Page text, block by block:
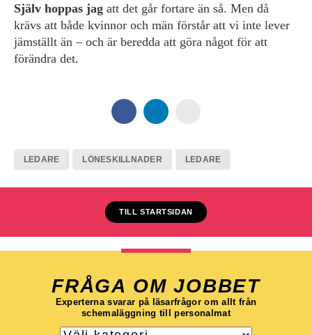
Själv hoppas jag att det går fortare än så. Men då
krävs att både kvinnor och män förstår att vi inte lever
jämställt än – och är beredda att göra något för att
förändra det.
LEDARE LÖNESKILLNADER LEDARE
TILL STARTSIDAN
FRÅGA OM JOBBET
Experterna svarar på läsarfrågor om allt från
schemaläggning till personalmat